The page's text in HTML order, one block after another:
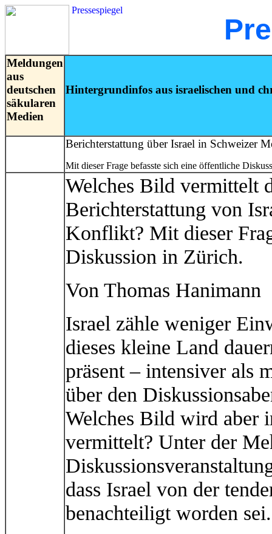
Pressespiegel
Meldungen
aus
deutschen
säkularen
Medien
Hintergrundinfos aus israelischen und
Berichterstattung über Israel in Schweizer
Mit dieser Frage befasste sich eine öffentliche
Welches Bild vermittelt
Berichterstattung von
Konflikt? Mit dieser
Diskussion in Zürich.
Von Thomas Hanimann
Israel zähle weniger
dieses kleine Land
präsent – intensiver als
über den
Welches Bild wird aber
vermittelt? Unter der
dass Israel von der
benachteiligt worden sei.